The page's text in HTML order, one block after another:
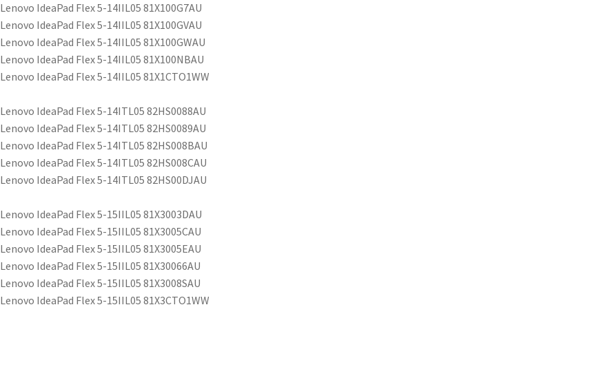
Lenovo IdeaPad Flex 5-14IIL05 81X100G7AU
Lenovo IdeaPad Flex 5-14IIL05 81X100GVAU
Lenovo IdeaPad Flex 5-14IIL05 81X100GWAU
Lenovo IdeaPad Flex 5-14IIL05 81X100NBAU
Lenovo IdeaPad Flex 5-14IIL05 81X1CTO1WW
Lenovo IdeaPad Flex 5-14ITL05 82HS0088AU
Lenovo IdeaPad Flex 5-14ITL05 82HS0089AU
Lenovo IdeaPad Flex 5-14ITL05 82HS008BAU
Lenovo IdeaPad Flex 5-14ITL05 82HS008CAU
Lenovo IdeaPad Flex 5-14ITL05 82HS00DJAU
Lenovo IdeaPad Flex 5-15IIL05 81X3003DAU
Lenovo IdeaPad Flex 5-15IIL05 81X3005CAU
Lenovo IdeaPad Flex 5-15IIL05 81X3005EAU
Lenovo IdeaPad Flex 5-15IIL05 81X30066AU
Lenovo IdeaPad Flex 5-15IIL05 81X3008SAU
Lenovo IdeaPad Flex 5-15IIL05 81X3CTO1WW